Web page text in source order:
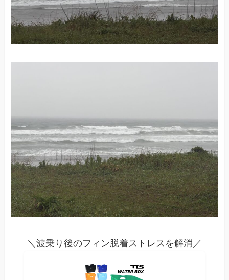
＼波乗り後のフィン脱着ストレスを解消／